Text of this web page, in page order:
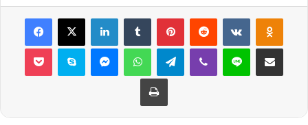
Facebook
X LinkedInTumblr PinterestReddit VKontakte
Pocket Skype MessengerWhatsAppTelegramViber Line E-Posta ile
Yazdır